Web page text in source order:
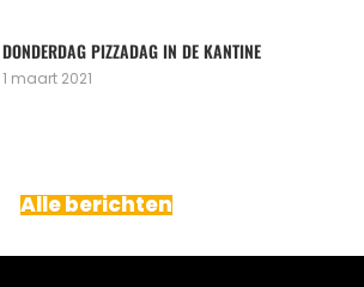
DONDERDAG PIZZADAG IN DE KANTINE
1 maart 2021
Alle berichten